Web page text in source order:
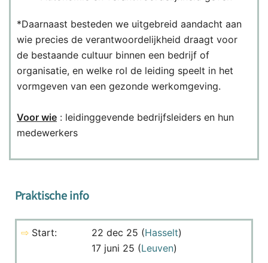
*Daarnaast besteden we uitgebreid aandacht aan
wie precies de verantwoordelijkheid draagt voor
de bestaande cultuur binnen een bedrijf of
organisatie, en welke rol de leiding speelt in het
vormgeven van een gezonde werkomgeving.
Voor wie : leidinggevende bedrijfsleiders en hun
medewerkers
Praktische info
⇨ Start: 22 dec 25 (Hasselt)
17 juni 25 (Leuven)